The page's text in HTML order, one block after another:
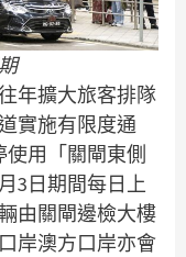
年擴大旅客排隊
實施有限度通
用「關閘東側
3日期間每日上
由關閘邊檢大樓
岸澳方口岸亦會